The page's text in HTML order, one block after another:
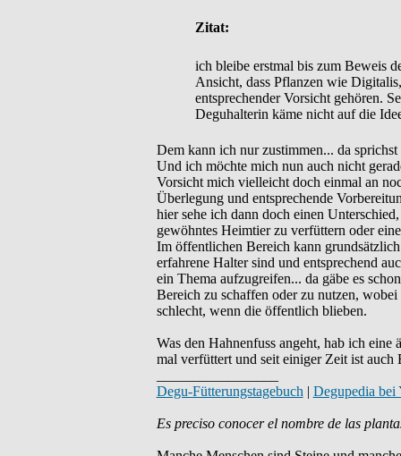
Zitat:
ich bleibe erstmal bis zum Beweis
Ansicht, dass Pflanzen wie
entsprechender Vorsicht gehören.
Deguhalterin käme nicht auf die
Dem kann ich nur zustimmen... da
Und ich möchte mich nun auch nicht
Vorsicht mich vielleicht doch einmal an
Überlegung und entsprechende
hier sehe ich dann doch einen
gewöhntes Heimtier zu verfüttern oder
Im öffentlichen Bereich kann
erfahrene Halter sind und entsprechend
ein Thema aufzugreifen... da gäbe es
Bereich zu schaffen oder zu nutzen,
schlecht, wenn die öffentlich blieben.
Was den Hahnenfuss angeht, hab ich
mal verfüttert und seit einiger Zeit ist
Degu-Fütterungstagebuch | Degupedia bei
Es preciso conocer el nombre de las